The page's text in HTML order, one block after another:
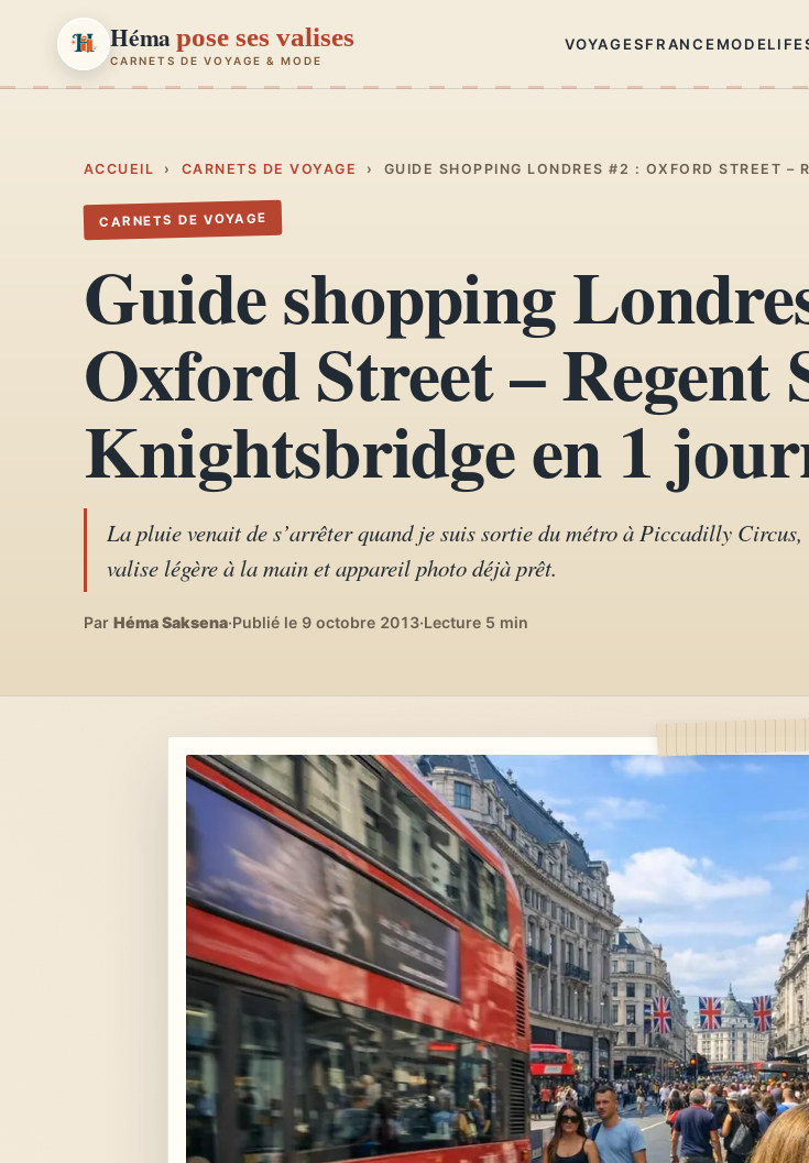
Hémapose ses valises
CARNETS DE VOYAGE & MODE
VOYAGESFRANCEMODE
01 Carnets de voyage
Escapades en France
Provence, Paris, Marseille…
03 Mode et style
Looks, dressing, inspirations
DIY, intérieurs, bonheur
Cuisines voyageuses
06
ACCUEIL › CARNETS DE VOYAGE › GUIDE SHOPPING LONDRES #2 : OXFORD STREET –
CARNETS DE VOYAGE
Guide shopping
Oxford Street – Regent
Knightsbridge en 1
La pluie venait de s’arrêter quand je suis sortie du métro à Piccadilly Circus,
valise légère à la main et appareil photo déjà prêt.
Par Héma Saksena·Publié le 9 octobre 2013·Lecture 5 min